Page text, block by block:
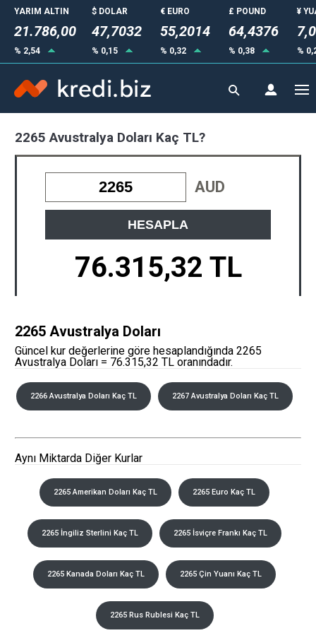
YARIM ALTIN
21.786,00
% 2,54
$ DOLAR
47,7032
% 0,15
€ EURO
55,2014
% 0,32
£ POUND
64,4376
% 0,38
¥
%
2265 Avustralya Doları Kaç TL?
AUD
HESAPLA
76.315,32 TL
2265 Avustralya Doları
Güncel kur değerlerine göre hesaplandığında 2265
Avustralya Doları = 76.315,32 TL oranındadır.
2266 Avustralya Doları Kaç TL 2267 Avustralya Doları Kaç TL
Aynı Miktarda Diğer Kurlar
2265 Amerikan Doları Kaç TL 2265 Euro Kaç TL
2265 İngiliz Sterlini Kaç TL 2265 İsviçre Frankı Kaç TL
2265 Kanada Doları Kaç TL 2265 Çin Yuanı Kaç TL
2265 Rus Rublesi Kaç TL